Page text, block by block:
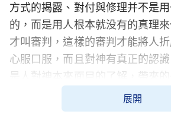
方式的揭露、對付與修理并不是
的，而是用人根本就没有的真理
才叫審判，這樣的審判才能將人
心服口服，而且對神有真正的認
是人對神本來面目的了解，帶來的
認識。審判工作使人對神的心意
工作宗旨明白了許多，對人所不
展開